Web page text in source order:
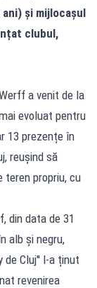
și mijlocașul
clubul,
a venit de la
evoluat pentru
13 prezențe în
reușind să
teren propriu, cu
din data de 31
alb și negru,
de Cluj'' l-a ținut
revenirea